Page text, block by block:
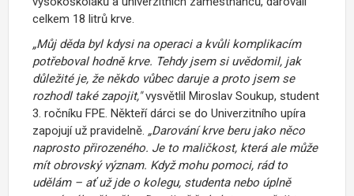
celkem 18 litrů krve.
„Můj děda byl kdysi na operaci a kvůli komplikacím
potřeboval hodně krve. Tehdy jsem si uvědomil, jak
důležité je, že někdo vůbec daruje a proto jsem se
rozhodl také zapojit,"vysvětlil Miroslav Soukup, student
3. ročníku FPE. Někteří dárci se do Univerzitního upíra
zapojují už pravidelně. „Darování krve beru jako něco
naprosto přirozeného. Je to maličkost, která ale může
mít obrovský význam. Když mohu pomoci, rád to
udělám – ať už jde o kolegu, studenta nebo úplně